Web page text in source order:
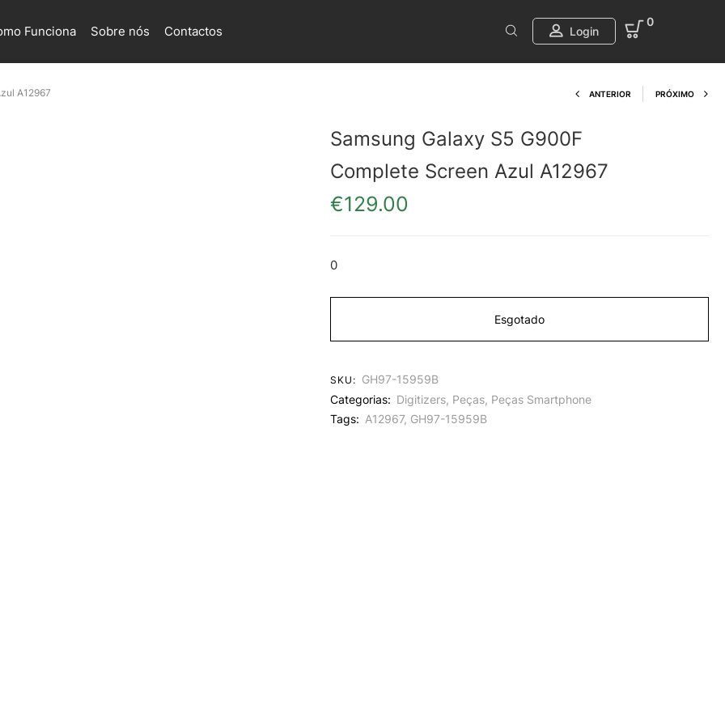
Funciona Sobre nós Contactos Login
0
A12967 Product
ANTERIOR PRÓXIMO
Samsung Galaxy S5 G900F
Complete Screen Azul A12967
€129.00
0
Esgotado
SKU: GH97-15959B
Categorias: Digitizers, Peças, Peças Smartphone
Tags: A12967, GH97-15959B